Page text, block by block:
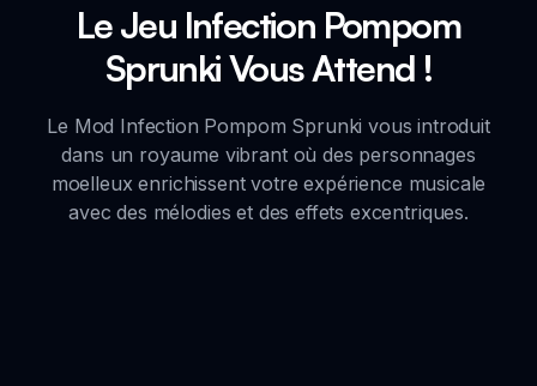
Le Jeu Infection Pompom
Sprunki Vous Attend !
Le Mod Infection Pompom Sprunki vous introduit
dans un royaume vibrant où des personnages
moelleux enrichissent votre expérience musicale
avec des mélodies et des effets excentriques.